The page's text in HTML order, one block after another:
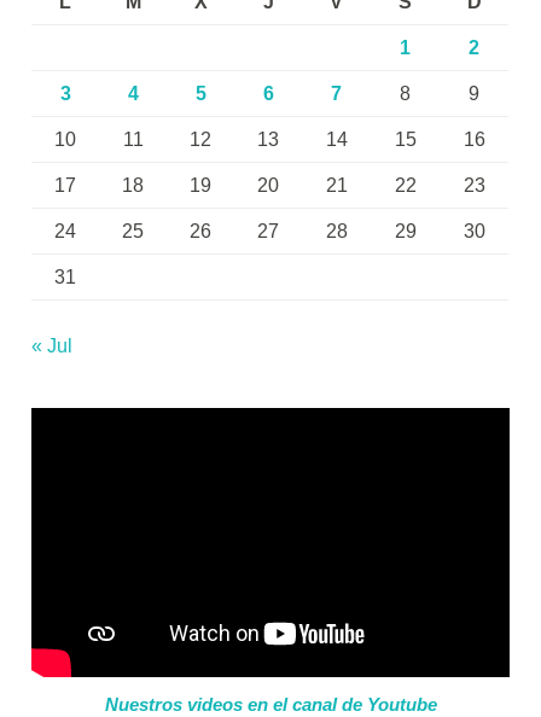
1 2
3 4 5 6 7 8 9
10 11 12 13 14 15 16
17 18 19 20 21 22 23
24 25 26 27 28 29 30
31
« Jul
Nuestros videos en el canal de Youtube